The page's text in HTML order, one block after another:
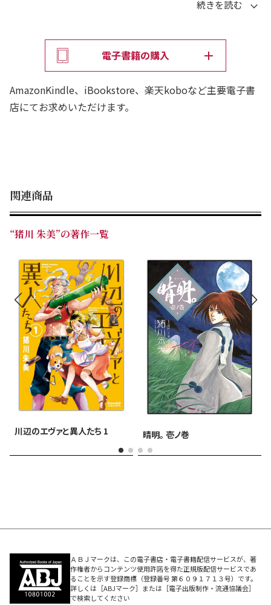
電子書籍の購入
AmazonKindle、iBookstore、楽天koboなど主要電子書
店にてお求めいただけます。
関連商品
“猪川 朱美”の著作一覧
川辺のエヴァと異人たち 1 晴明。 壱ノ巻
ＡＢＪマークは、この電子書店・電子書籍配信サービスが、著
作権者からコンテンツ使用許諾を得た正規版配信サービスであ
ることを示す登録商標（登録番号 第６０９１７１３号）です。
詳しくは［ABJマーク］または［電子出版制作・流通協議会］
で検索してください